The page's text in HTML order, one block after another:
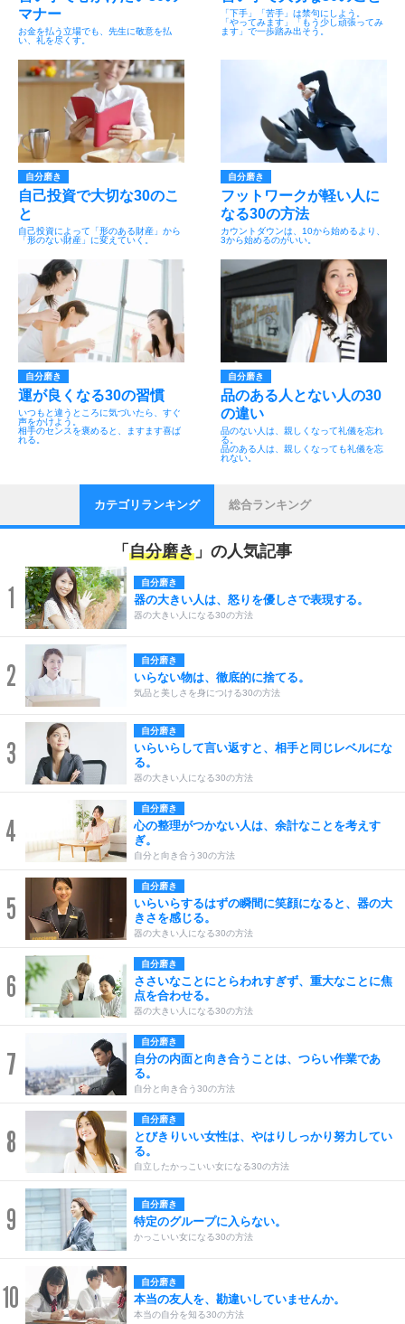
マナー
お金を払う立場でも、先生に敬意を払
い、礼を尽くす。
「下手」「苦手」は禁句にしよう。
「やってみます」「もう少し頑張ってみ
ます」で一歩踏み出そう。
自分磨き
自己投資で大切な30のこ
と
自己投資によって「形のある財産」から
「形のない財産」に変えていく。
自分磨き
フットワークが軽い人に
なる30の方法
カウントダウンは、10から始めるより、
3から始めるのがいい。
自分磨き
運が良くなる30の習慣
いつもと違うところに気づいたら、すぐ
声をかけよう。
相手のセンスを褒めると、ますます喜ば
れる。
自分磨き
品のある人とない人の30
の違い
品のない人は、親しくなって礼儀を忘れ
る。
品のある人は、親しくなっても礼儀を忘
れない。
カテゴリランキング 総合ランキング
「 自分磨き 」の人気記事
1 自分磨き
器の大きい人は、怒りを優しさで表現する。
器の大きい人になる30の方法
2 自分磨き
いらない物は、徹底的に捨てる。
気品と美しさを身につける30の方法
3
自分磨き
いらいらして言い返すと、相手と同じレベルにな
る。
器の大きい人になる30の方法
4
自分磨き
心の整理がつかない人は、余計なことを考えす
ぎ。
自分と向き合う30の方法
5
自分磨き
いらいらするはずの瞬間に笑顔になると、器の大
きさを感じる。
器の大きい人になる30の方法
6
自分磨き
ささいなことにとらわれすぎず、重大なことに焦
点を合わせる。
器の大きい人になる30の方法
7
自分磨き
自分の内面と向き合うことは、つらい作業であ
る。
自分と向き合う30の方法
8
自分磨き
とびきりいい女性は、やはりしっかり努力してい
る。
自立したかっこいい女になる30の方法
9 自分磨き
特定のグループに入らない。
かっこいい女になる30の方法
10 自分磨き
本当の友人を、勘違いしていませんか。
本当の自分を知る30の方法